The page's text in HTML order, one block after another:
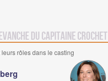
du Capitaine Crochet
rôles dans le casting